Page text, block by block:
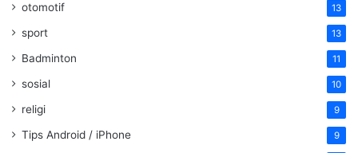
otomotif 13
sport 13
Badminton 11
sosial 10
religi 9
Tips Android / iPhone 9